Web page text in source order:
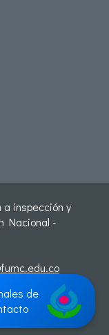
inspección y
Nacional -
de